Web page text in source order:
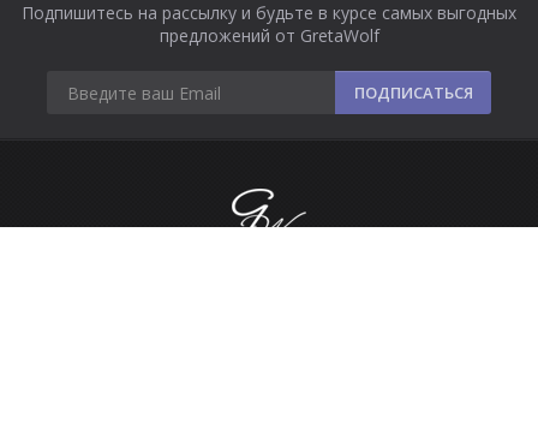
Подпишитесь на рассылку и будьте в курсе самых выгодных
предложений от GretaWolf
ПОДПИСАТЬСЯ